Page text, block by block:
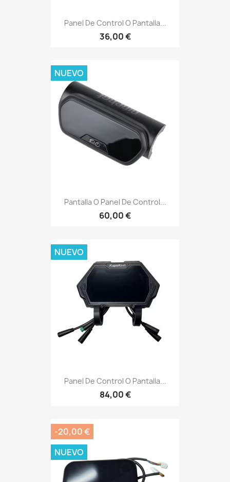
Panel De Control O Pantalla...
36,00 €
Pantalla O Panel De Control...
60,00 €
NUEVO
Panel De Control O Pantalla...
84,00 €
NUEVO
-20,00 €
NUEVO